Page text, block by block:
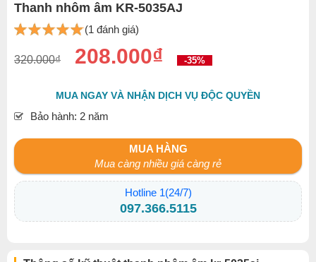
Thanh nhôm âm KR-5035AJ
(1 đánh giá)
320.000₫ 208.000₫ -35%
MUA NGAY VÀ NHẬN DỊCH VỤ ĐỘC QUYỀN
Bảo hành: 2 năm
MUA HÀNG
Mua càng nhiều giá càng rẻ
Hotline 1(24/7)
097.366.5115